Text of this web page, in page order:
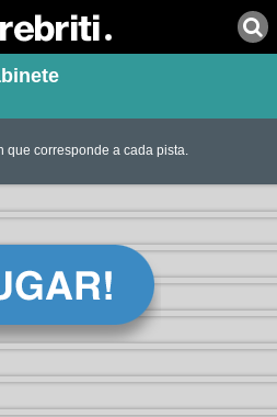
que corresponde a cada pista.